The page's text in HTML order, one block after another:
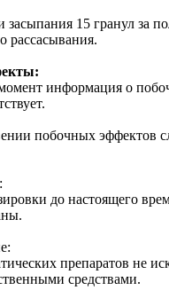
15 гранул за
рассасывания.
информация о
побочных эффектов
до настоящего
препаратов не
средствами.